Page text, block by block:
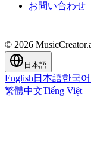
お問い合わせ
© 2026
日本語
English 日本語한국어
繁體中文Tiếng Việt